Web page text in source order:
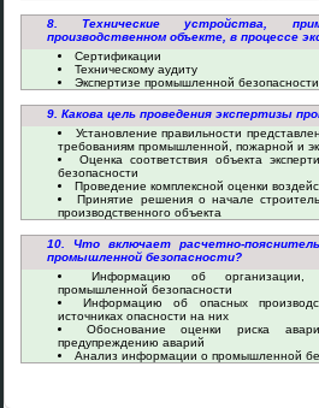
8. Технические устройства,
производственном объекте, в процессе
Сертификации
Техническому аудиту
Экспертизе промышленной безопасности
9. Какова цель проведения экспертизы
Установление правильности
требованиям промышленной, пожарной и
Оценка соответствия объекта
безопасности
Проведение комплексной оценки
Принятие решения о начале
производственного объекта
10. Что включает расчетно-
промышленной безопасности?
Информацию об организации,
промышленной безопасности
Информацию об опасных
источниках опасности на них
Обоснование оценки риска
предупреждению аварий
Анализ информации о промышленной